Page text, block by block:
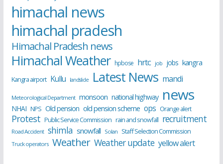
himachal news
himachal pradesh
Himachal Pradesh news
Himachal Weather hpbose hrtc job jobs kangra
Kangra airport Kullu landslide Latest News mandi
Meteorological Department monsoon national highway news
NHAI NPS Old pension old pension scheme ops Orange alert
Protest Public Service Commission rain and snowfall recruitment
Road Accident shimla snowfall Solan Staff Selection Commission
Truck operators Weather Weather update yellow alert